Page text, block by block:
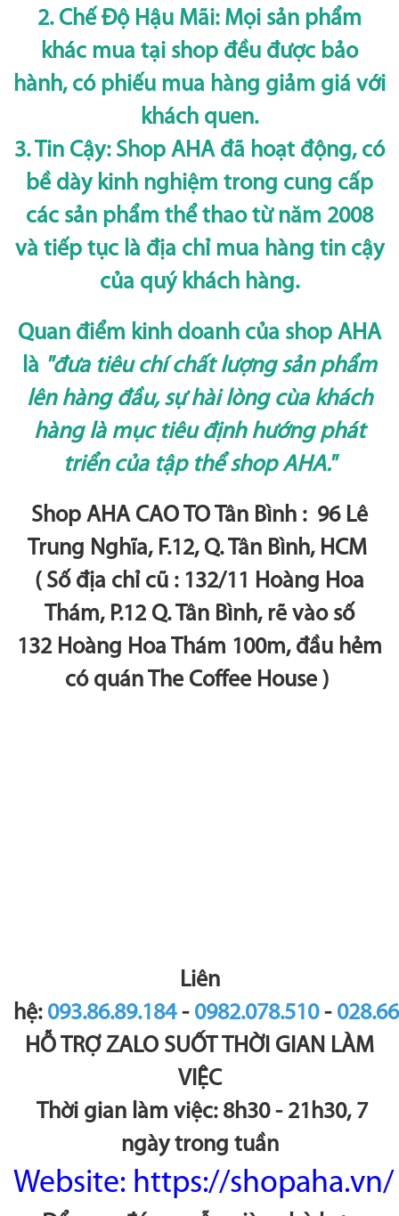
2. Chế Độ Hậu Mãi: Mọi sản phẩm
khác mua tại shop đều được bảo
hành, có phiếu mua hàng giảm giá với
khách quen.
3. Tin Cậy: Shop AHA đã hoạt động, có
bề dày kinh nghiệm trong cung cấp
các sản phẩm thể thao từ năm 2008
và tiếp tục là địa chỉ mua hàng tin cậy
của quý khách hàng.
Quan điểm kinh doanh của shop AHA
là "đưa tiêu chí chất lượng sản phẩm
lên hàng đầu, sự hài lòng cùa khách
hàng là mục tiêu định hướng phát
triển của tập thể shop AHA."
Shop AHA CAO TO Tân Bình : 96 Lê
Trung Nghĩa, F.12, Q. Tân Bình, HCM
( Số địa chỉ cũ : 132/11 Hoàng Hoa
Thám, P.12 Q. Tân Bình, rẽ vào số
132 Hoàng Hoa Thám 100m, đầu hẻm
có quán The Coffee House )
Liên
hệ: 093.86.89.184- 0982.078.510-
HỖ TRỢ ZALO SUỐT THỜI GIAN LÀM
VIỆC
Thời gian làm việc: 8h30 - 21h30, 7
ngày trong tuần
Website: https://shopaha.vn/